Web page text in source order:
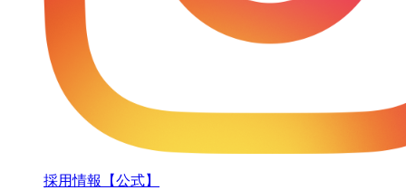
採用情報【公式】